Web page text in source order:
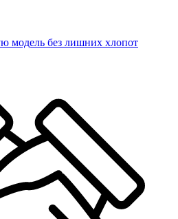
модель без лишних хлопот